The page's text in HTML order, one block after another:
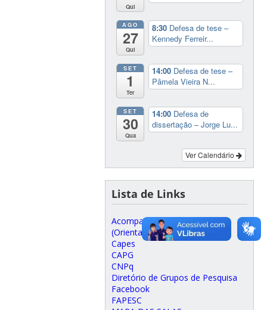
Qui
AGO
27
Qui
8:30 Defesa de tese –
Kennedy Ferreir...
SET
1
Ter
14:00 Defesa de tese –
Pâmela Vieira N...
SET
30
Qua
14:00 Defesa de
dissertação – Jorge Lu...
Ver Calendário
Lista de Links
Acompanhamento Discente
(Orientadores)
Capes
CAPG
CNPq
Diretório de Grupos de Pesquisa
Facebook
FAPESC